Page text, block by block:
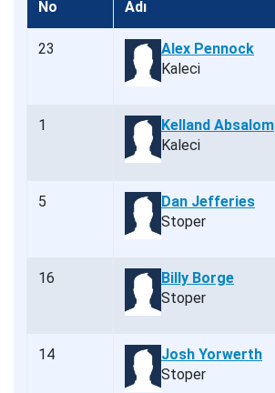
No Adı
23
Alex Pennock
Kaleci
1
Kelland Absalom
Kaleci
5
Dan Jefferies
Stoper
16
Billy Borge
Stoper
14
Josh Yorwerth
Stoper